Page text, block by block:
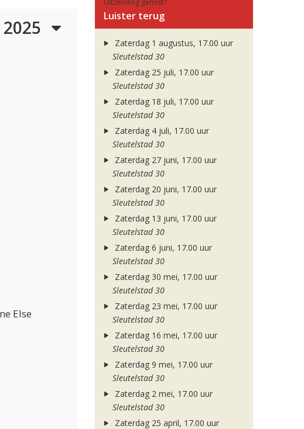
Else
Uitzending gemist?
Luister terug
Zaterdag 1 augustus, 17.00 uur
Sleutelstad 30
Zaterdag 25 juli, 17.00 uur
Sleutelstad 30
Zaterdag 18 juli, 17.00 uur
Sleutelstad 30
Zaterdag 4 juli, 17.00 uur
Sleutelstad 30
Zaterdag 27 juni, 17.00 uur
Sleutelstad 30
Zaterdag 20 juni, 17.00 uur
Sleutelstad 30
Zaterdag 13 juni, 17.00 uur
Sleutelstad 30
Zaterdag 6 juni, 17.00 uur
Sleutelstad 30
Zaterdag 30 mei, 17.00 uur
Sleutelstad 30
Zaterdag 23 mei, 17.00 uur
Sleutelstad 30
Zaterdag 16 mei, 17.00 uur
Sleutelstad 30
Zaterdag 9 mei, 17.00 uur
Sleutelstad 30
Zaterdag 2 mei, 17.00 uur
Sleutelstad 30
Zaterdag 25 april, 17.00 uur